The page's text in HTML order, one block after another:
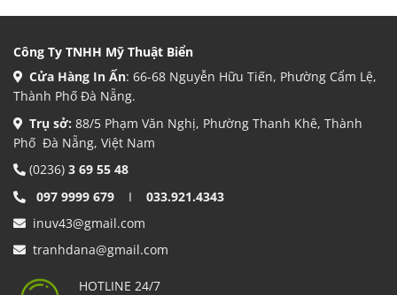
Công Ty TNHH Mỹ Thuật Biển
Cửa Hàng In Ấn: 66-68 Nguyễn Hữu Tiến, Phường Cẩm Lệ,
Thành Phố Đà Nẵng.
Trụ sở: 88/5 Phạm Văn Nghị, Phường Thanh Khê, Thành
Phố Đà Nẵng, Việt Nam
(0236) 3 69 55 48
097 9999 679 I 033.921.4343
inuv43@gmail.com
tranhdana@gmail.com
HOTLINE 24/7